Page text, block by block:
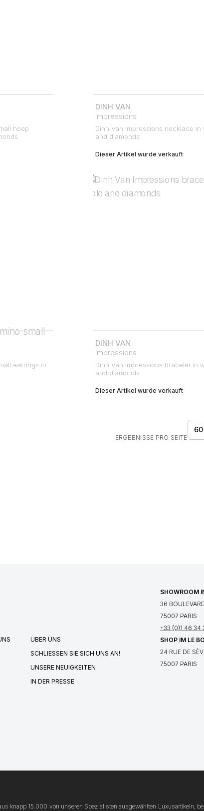
hoop
DINH VAN
Impressions
Dinh Van Impressions necklace in
and diamonds
Dieser Artikel wurde verkauft
earrings in
DINH VAN
Impressions
Dinh Van Impressions bracelet in
and diamonds
Dieser Artikel wurde verkauft
ERGEBNISSE PRO SEITE
60
ÜBER UNS
SCHLIESSEN SIE SICH UNS AN!
UNSERE NEUIGKEITEN
IN DER PRESSE
SHOWROOM
36
75007 PARIS
+33 (0)1 46 34
SHOP IM LE
24 RUE DE
75007 PARIS
knapp 15.000 von unseren Spezialisten ausgewählten Luxusartikeln,